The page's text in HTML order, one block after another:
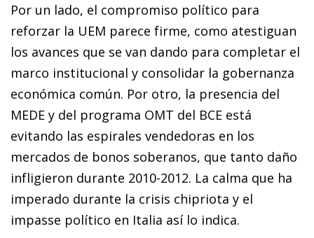
Por un lado, el compromiso político para
reforzar la UEM parece firme, como atestiguan
los avances que se van dando para completar el
marco institucional y consolidar la gobernanza
económica común. Por otro, la presencia del
MEDE y del programa OMT del BCE está
evitando las espirales vendedoras en los
mercados de bonos soberanos, que tanto daño
infligieron durante 2010-2012. La calma que ha
imperado du­­rante la crisis chipriota y el
impasse político en Italia así lo indica.